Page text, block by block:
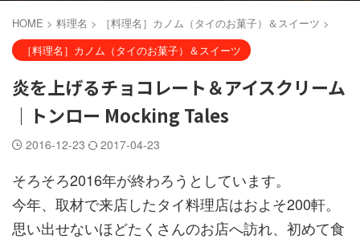
HOME > 料理名 > ［料理名］カノム（タイのお菓子）＆スイーツ >
［料理名］カノム（タイのお菓子）＆スイーツ
炎を上げるチョコレート＆アイスクリーム
｜トンロー Mocking Tales
2016-12-23 2017-04-23
そろそろ2016年が終わろうとしています。
今年、取材で来店したタイ料理店はおよそ200軒。
思い出せないほどたくさんのお店へ訪れ、初めて食